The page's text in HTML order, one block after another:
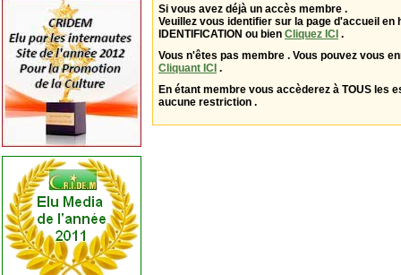
Si vous avez déjà un accès membre .
Veuillez vous identifier sur la page d'accueil en
IDENTIFICATION ou bien Cliquez ICI .
Vous n'êtes pas membre . Vous pouvez vous
Cliquant ICI .
En étant membre vous accèderez à TOUS les
aucune restriction .